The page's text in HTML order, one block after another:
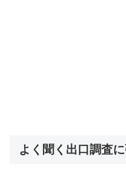
よく聞く出口調査